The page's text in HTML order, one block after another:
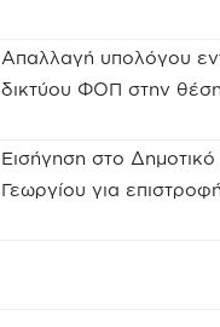
Απαλλαγή υπολόγου
δικτύου ΦΟΠ στην
Εισήγηση στο
Γεωργίου για